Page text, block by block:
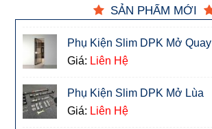
SẢN PHẨM MỚI
Phụ Kiện Slim DPK Mở Quay
Giá: Liên Hệ
Phụ Kiện Slim DPK Mở Lùa
Giá: Liên Hệ